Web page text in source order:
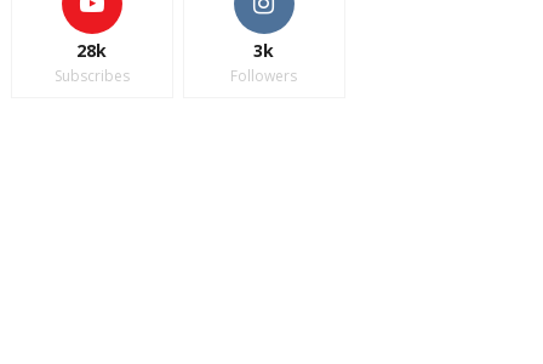
28k
Subscribes
3k
Followers